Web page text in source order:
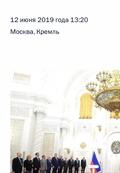
12 июня 2019 года 13:20
Москва, Кремль